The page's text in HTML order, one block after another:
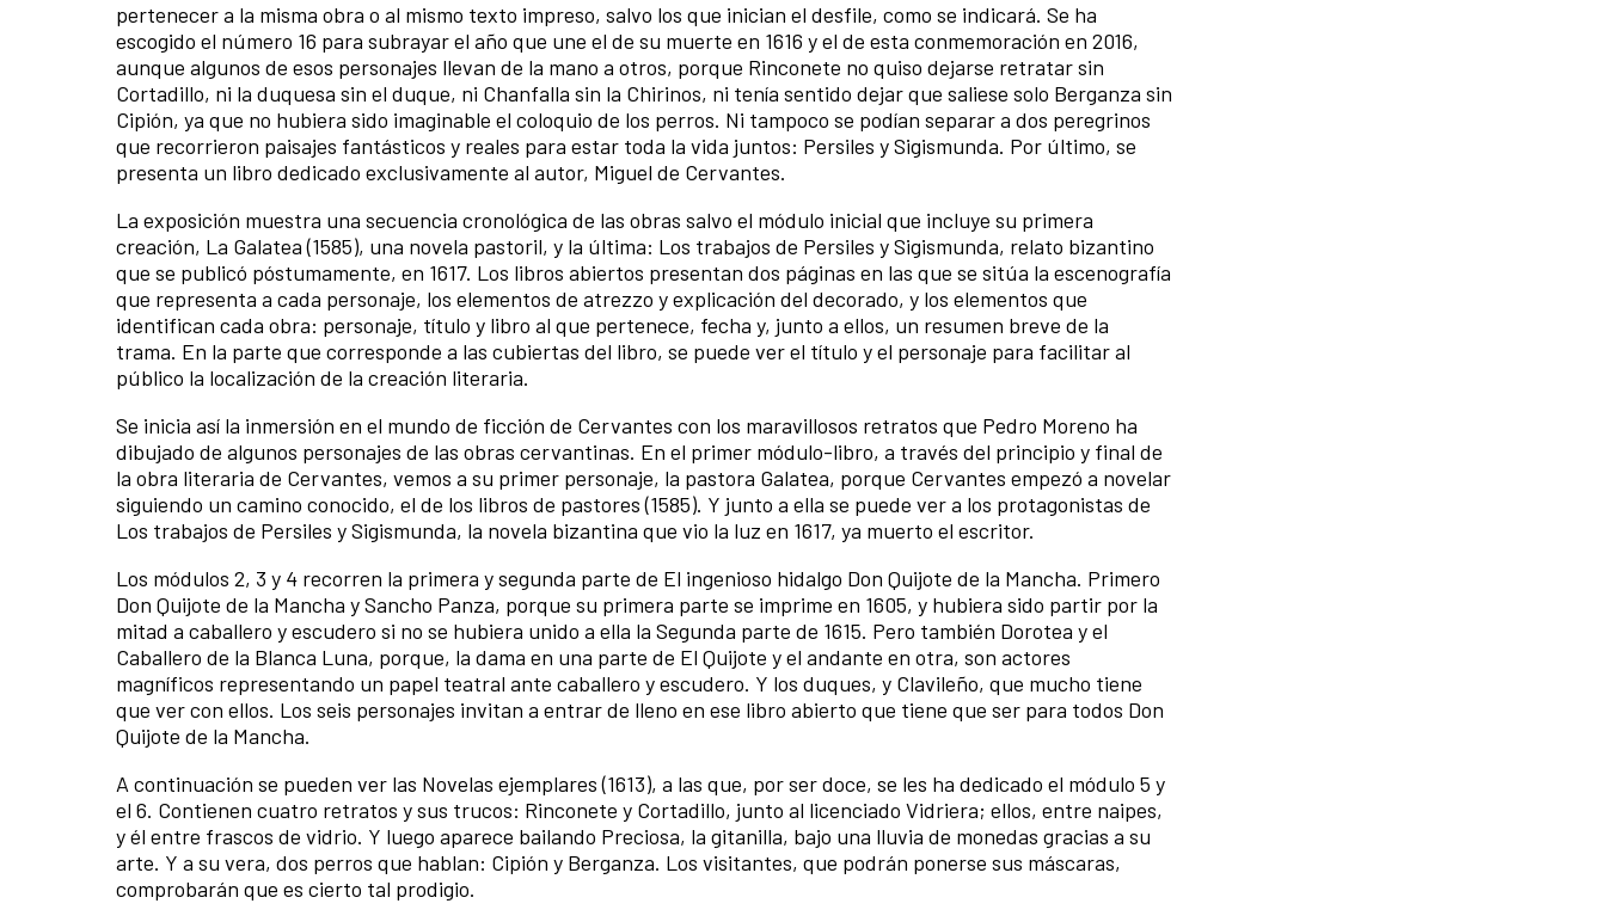
pertenecer a la misma obra o al mismo texto impreso, salvo los que inician el desfile, como se indicará. Se ha
escogido el número 16 para subrayar el año que une el de su muerte en 1616 y el de esta conmemoración en 2016,
aunque algunos de esos personajes llevan de la mano a otros, porque Rinconete no quiso dejarse retratar sin
Cortadillo, ni la duquesa sin el duque, ni Chanfalla sin la Chirinos, ni tenía sentido dejar que saliese solo Berganza sin
Cipión, ya que no hubiera sido imaginable el coloquio de los perros. Ni tampoco se podían separar a dos peregrinos
que recorrieron paisajes fantásticos y reales para estar toda la vida juntos: Persiles y Sigismunda. Por último, se
presenta un libro dedicado exclusivamente al autor, Miguel de Cervantes.
La exposición muestra una secuencia cronológica de las obras salvo el módulo inicial que incluye su primera
creación, La Galatea (1585), una novela pastoril, y la última: Los trabajos de Persiles y Sigismunda, relato bizantino
que se publicó póstumamente, en 1617. Los libros abiertos presentan dos páginas en las que se sitúa la escenografía
que representa a cada personaje, los elementos de atrezzo y explicación del decorado, y los elementos que
identifican cada obra: personaje, título y libro al que pertenece, fecha y, junto a ellos, un resumen breve de la
trama. En la parte que corresponde a las cubiertas del libro, se puede ver el título y el personaje para facilitar al
público la localización de la creación literaria.
Se inicia así la inmersión en el mundo de ficción de Cervantes con los maravillosos retratos que Pedro Moreno ha
dibujado de algunos personajes de las obras cervantinas. En el primer módulo-libro, a través del principio y final de
la obra literaria de Cervantes, vemos a su primer personaje, la pastora Galatea, porque Cervantes empezó a novelar
siguiendo un camino conocido, el de los libros de pastores (1585). Y junto a ella se puede ver a los protagonistas de
Los trabajos de Persiles y Sigismunda, la novela bizantina que vio la luz en 1617, ya muerto el escritor.
Los módulos 2, 3 y 4 recorren la primera y segunda parte de El ingenioso hidalgo Don Quijote de la Mancha. Primero
Don Quijote de la Mancha y Sancho Panza, porque su primera parte se imprime en 1605, y hubiera sido partir por la
mitad a caballero y escudero si no se hubiera unido a ella la Segunda parte de 1615. Pero también Dorotea y el
Caballero de la Blanca Luna, porque, la dama en una parte de El Quijote y el andante en otra, son actores
magníficos representando un papel teatral ante caballero y escudero. Y los duques, y Clavileño, que mucho tiene
que ver con ellos. Los seis personajes invitan a entrar de lleno en ese libro abierto que tiene que ser para todos Don
Quijote de la Mancha.
A continuación se pueden ver las Novelas ejemplares (1613), a las que, por ser doce, se les ha dedicado el módulo 5 y
el 6. Contienen cuatro retratos y sus trucos: Rinconete y Cortadillo, junto al licenciado Vidriera; ellos, entre naipes,
y él entre frascos de vidrio. Y luego aparece bailando Preciosa, la gitanilla, bajo una lluvia de monedas gracias a su
arte. Y a su vera, dos perros que hablan: Cipión y Berganza. Los visitantes, que podrán ponerse sus máscaras,
comprobarán que es cierto tal prodigio.